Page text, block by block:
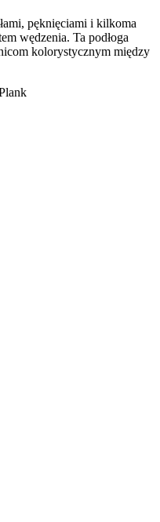
pęknięciami i kilkoma
wędzenia. Ta podłoga
kolorystycznym między